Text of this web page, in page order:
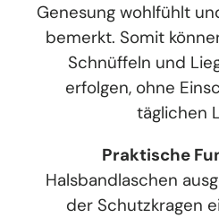
Genesung wohlfühlt
bemerkt. Somit
Schnüffeln und
erfolgen, ohne
täglichen
Praktische
Halsbandlaschen
der Schutzkragen